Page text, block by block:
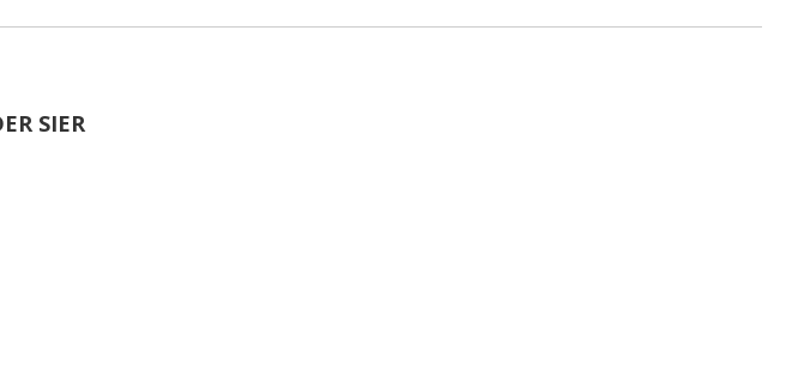
SIER